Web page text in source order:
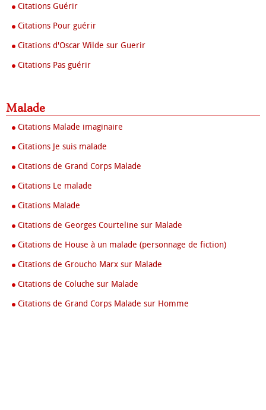
Citations Guérir
Citations Pour guérir
Citations d'Oscar Wilde sur Guerir
Citations Pas guérir
Malade
Citations Malade imaginaire
Citations Je suis malade
Citations de Grand Corps Malade
Citations Le malade
Citations Malade
Citations de Georges Courteline sur Malade
Citations de House à un malade (personnage de fiction)
Citations de Groucho Marx sur Malade
Citations de Coluche sur Malade
Citations de Grand Corps Malade sur Homme